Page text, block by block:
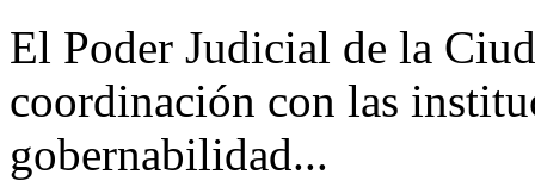
El Poder Judicial de la
coordinación con las
gobernabilidad...